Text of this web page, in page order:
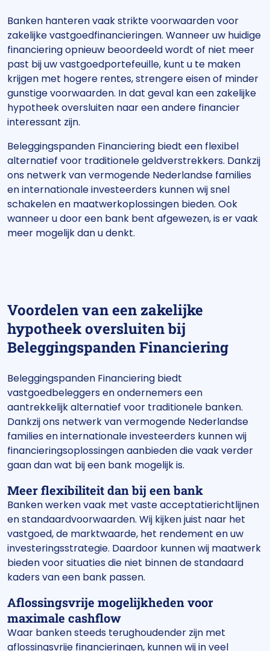
Banken hanteren vaak strikte voorwaarden voor
zakelijke vastgoedfinancieringen. Wanneer uw huidige
financiering opnieuw beoordeeld wordt of niet meer
past bij uw vastgoedportefeuille, kunt u te maken
krijgen met hogere rentes, strengere eisen of minder
gunstige voorwaarden. In dat geval kan een zakelijke
hypotheek oversluiten naar een andere financier
interessant zijn.
Beleggingspanden Financiering biedt een flexibel
alternatief voor traditionele geldverstrekkers. Dankzij
ons netwerk van vermogende Nederlandse families
en internationale investeerders kunnen wij snel
schakelen en maatwerkoplossingen bieden. Ook
wanneer u door een bank bent afgewezen, is er vaak
meer mogelijk dan u denkt.
Voordelen van een zakelijke
hypotheek oversluiten bij
Beleggingspanden Financiering
Beleggingspanden Financiering biedt
vastgoedbeleggers en ondernemers een
aantrekkelijk alternatief voor traditionele banken.
Dankzij ons netwerk van vermogende Nederlandse
families en internationale investeerders kunnen wij
financieringsoplossingen aanbieden die vaak verder
gaan dan wat bij een bank mogelijk is.
Meer flexibiliteit dan bij een bank
Banken werken vaak met vaste acceptatierichtlijnen
en standaardvoorwaarden. Wij kijken juist naar het
vastgoed, de marktwaarde, het rendement en uw
investeringsstrategie. Daardoor kunnen wij maatwerk
bieden voor situaties die niet binnen de standaard
kaders van een bank passen.
Aflossingsvrije mogelijkheden voor
maximale cashflow
Waar banken steeds terughoudender zijn met
aflossingsvrije financieringen, kunnen wij in veel